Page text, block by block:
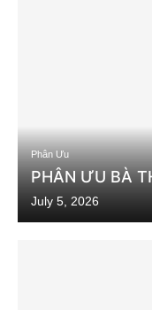
Phân Ưu
PHÂN ƯU BÀ
July 5, 2026